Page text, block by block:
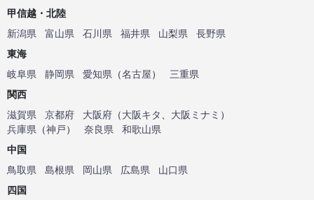
甲信越・北陸
新潟県
富山県 石川県 福井県 山梨県
長野県
東海
岐阜県
静岡県 愛知県 （名古屋）
三重県
関西
滋賀県
京都府 大阪府 （大阪キタ 大阪ミナミ ）
兵庫県 （神戸） 奈良県
和歌山県
中国
鳥取県
島根県 岡山県 広島県
山口県
四国